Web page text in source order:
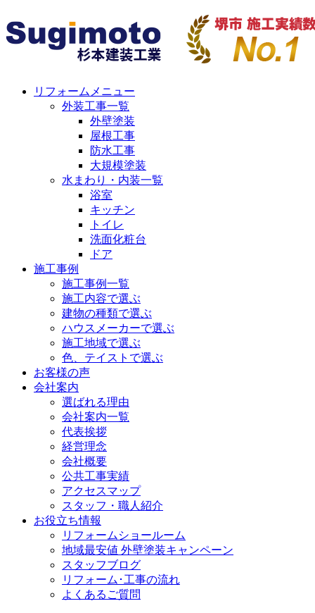
リフォームメニュー
外装工事一覧
外壁塗装
屋根工事
防水工事
大規模塗装
水まわり・内装一覧
浴室
キッチン
トイレ
洗面化粧台
ドア
施工事例
施工事例一覧
施工内容で選ぶ
建物の種類で選ぶ
ハウスメーカーで選ぶ
施工地域で選ぶ
色、テイストで選ぶ
お客様の声
会社案内
選ばれる理由
会社案内一覧
代表挨拶
経営理念
会社概要
公共工事実績
アクセスマップ
スタッフ・職人紹介
お役立ち情報
リフォームショールーム
地域最安値 外壁塗装キャンペーン
スタッフブログ
リフォーム･工事の流れ
よくあるご質問